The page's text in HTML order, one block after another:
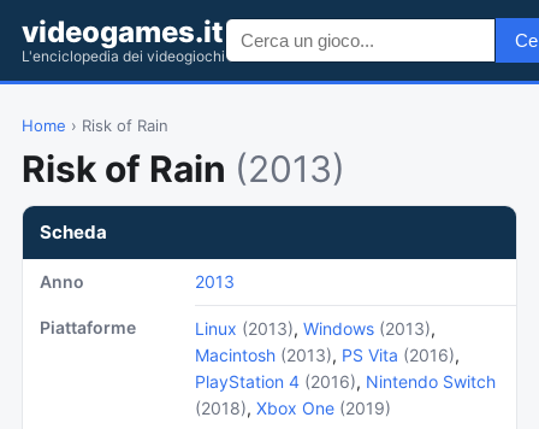
videogames.it
L'enciclopedia dei videogiochi
Home › Risk of Rain
Risk of Rain (2013)
Scheda
Anno 2013
Piattaforme Linux (2013), Windows (2013),
Macintosh (2013), PS Vita (2016),
PlayStation 4 (2016), Nintendo Switch
(2018), Xbox One (2019)